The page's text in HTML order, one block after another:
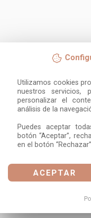
Utilizamos cookies
nuestros servicios,
personalizar el
análisis de la
Puedes aceptar
botón “Aceptar”,
en el botón “Rechazar”
ACEPTAR